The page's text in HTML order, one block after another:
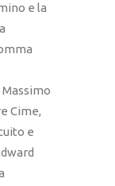
e la
Cime,
e